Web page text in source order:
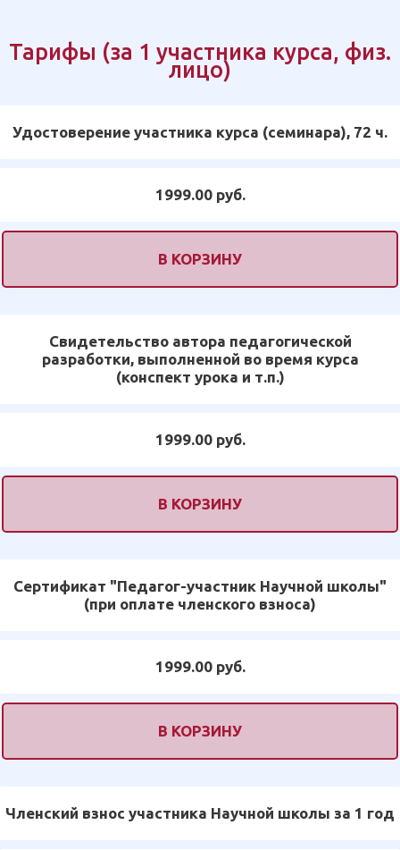
Тарифы (за 1 участника курса, физ.
лицо)
Удостоверение участника курса (семинара), 72 ч.
1999.00 руб.
В КОРЗИНУ
Свидетельство автора педагогической
разработки, выполненной во время курса
(конспект урока и т.п.)
1999.00 руб.
В КОРЗИНУ
Сертификат "Педагог-участник Научной школы"
(при оплате членского взноса)
1999.00 руб.
В КОРЗИНУ
Членский взнос участника Научной школы за 1 год